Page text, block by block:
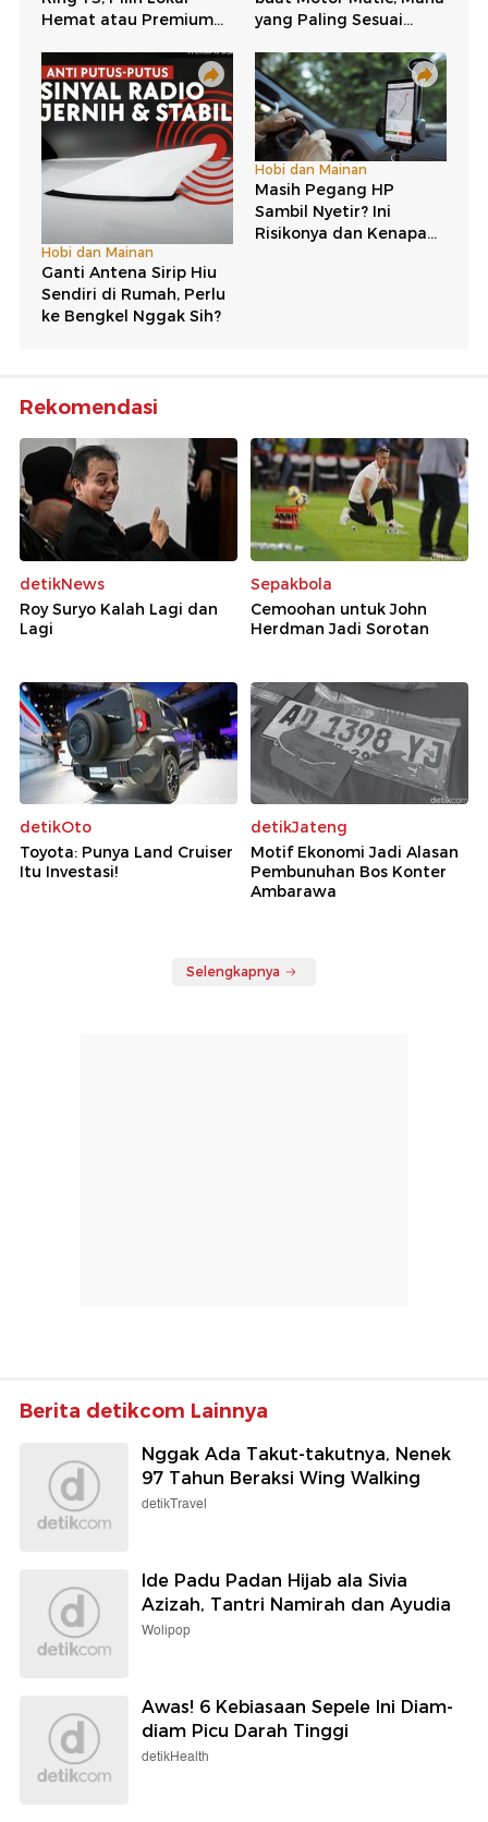
Rekomendasi
detikNews
Roy Suryo Kalah Lagi dan
Lagi
Sepakbola
Cemoohan untuk John
Herdman Jadi Sorotan
detikOto
Toyota: Punya Land Cruiser
Itu Investasi!
detikJateng
Motif Ekonomi Jadi Alasan
Pembunuhan Bos Konter
Ambarawa
Selengkapnya
Berita detikcom Lainnya
Nggak Ada Takut-takutnya, Nenek
97 Tahun Beraksi Wing Walking
detikTravel
Ide Padu Padan Hijab ala Sivia
Azizah, Tantri Namirah dan Ayudia
Wolipop
Awas! 6 Kebiasaan Sepele Ini Diam-
diam Picu Darah Tinggi
detikHealth